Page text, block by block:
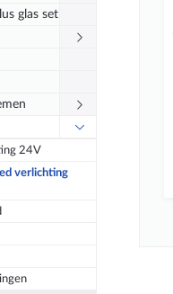
glas set
24V
verlichting